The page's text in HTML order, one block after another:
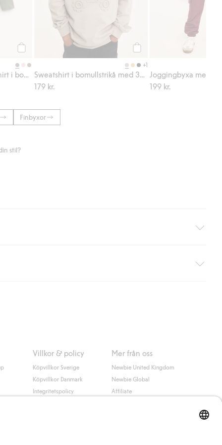
Oversize långärmad t-shirt i bomullstrikå
+1
Sweatshirt i bomullstrikå med 3D-effektmotiv monsterbil
179 kr.
Joggingbyxa med
199 kr.
Finbyxor
stil?
ej hemleverans). Frakten tas bort per automatik efter du
Villkor & policy
Köpvillkor Sverige
Köpvillkor Danmark
Integritetspolicy
Mer från oss
Newbie United Kingdom
Newbie Global
Affiliate